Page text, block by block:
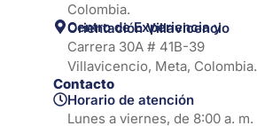
Colombia.
Centro de Experiencia y Orientación Villavicencio
Carrera 30A # 41B-39
Villavicencio, Meta, Colombia.
Contacto
Horario de atención
Lunes a viernes, de 8:00 a. m.